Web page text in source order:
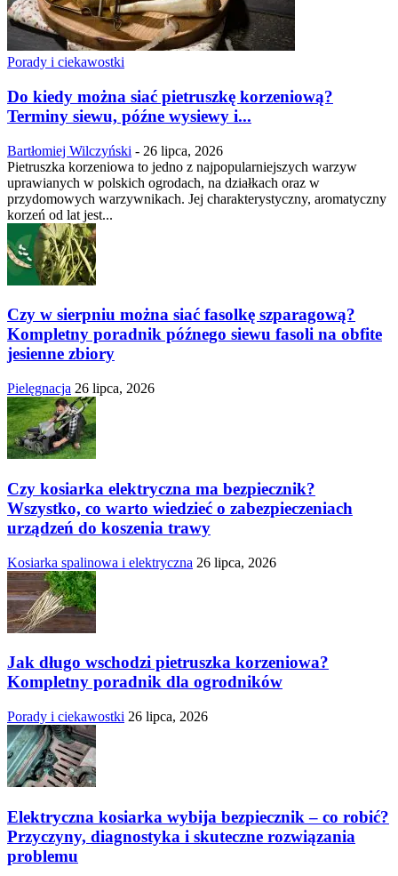
Porady i ciekawostki
Do kiedy można siać pietruszkę korzeniową?
Terminy siewu, późne wysiewy i...
Bartłomiej Wilczyński - 26 lipca, 2026
Pietruszka korzeniowa to jedno z najpopularniejszych warzyw
uprawianych w polskich ogrodach, na działkach oraz w
przydomowych warzywnikach. Jej charakterystyczny, aromatyczny
korzeń od lat jest...
Czy w sierpniu można siać fasolkę szparagową?
Kompletny poradnik późnego siewu fasoli na obfite
jesienne zbiory
Pielęgnacja 26 lipca, 2026
Czy kosiarka elektryczna ma bezpiecznik?
Wszystko, co warto wiedzieć o zabezpieczeniach
urządzeń do koszenia trawy
Kosiarka spalinowa i elektryczna 26 lipca, 2026
Jak długo wschodzi pietruszka korzeniowa?
Kompletny poradnik dla ogrodników
Porady i ciekawostki 26 lipca, 2026
Elektryczna kosiarka wybija bezpiecznik – co robić?
Przyczyny, diagnostyka i skuteczne rozwiązania
problemu